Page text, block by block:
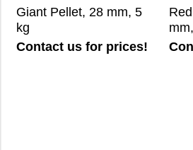
Giant Pellet, 28 mm, 5
kg
Contact us for prices!